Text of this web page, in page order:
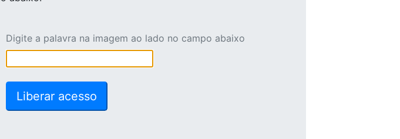
Digite a palavra na imagem ao lado no campo abaixo